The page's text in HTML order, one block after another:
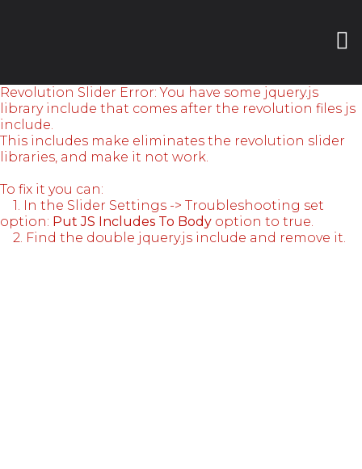
Revolution Slider Error: You have some jquery.js
library include that comes after the revolution files js
include.
This includes make eliminates the revolution slider
libraries, and make it not work.
To fix it you can:
1. In the Slider Settings -> Troubleshooting set
option: Put JS Includes To Body option to true.
2. Find the double jquery.js include and remove it.